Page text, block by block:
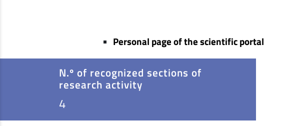
Personal page of the scientific portal
N.º of recognized sections of
research activity
4